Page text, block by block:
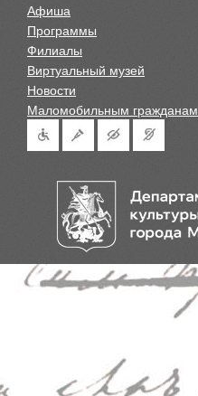
Афиша
Программы
Филиалы
Виртуальный музей
Новости
Маломобильным гражданам